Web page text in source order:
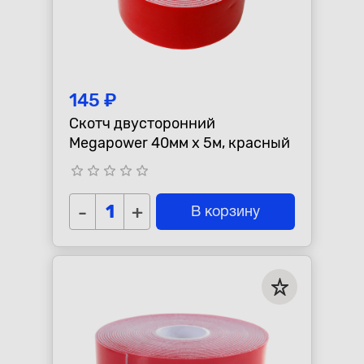
145 ₽
Скотч двусторонний
Megapower 40мм x 5м, красный
star_border star_border star_border star_border star_border
- + В корзину